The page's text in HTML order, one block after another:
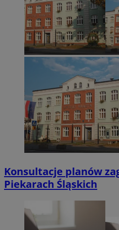
Konsultacje planów
Piekarach Śląskich